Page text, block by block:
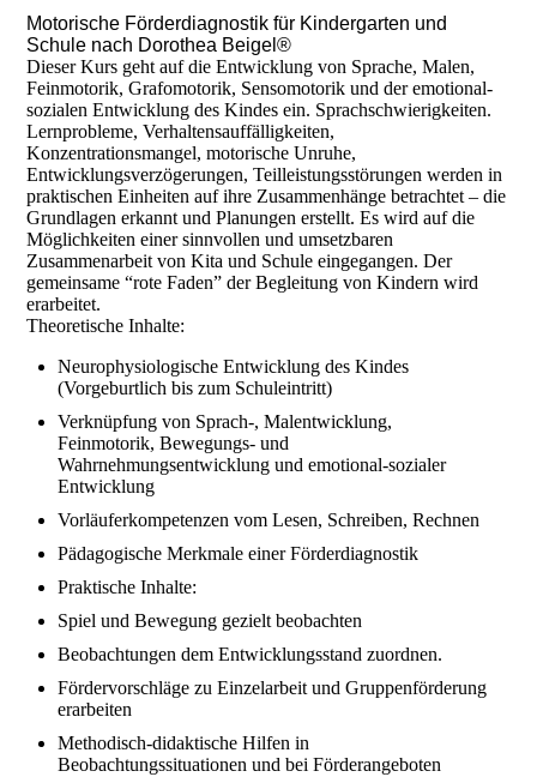
Motorische Förderdiagnostik für Kindergarten und
Schule nach Dorothea Beigel®
Dieser Kurs geht auf die Entwicklung von Sprache, Malen,
Feinmotorik, Grafomotorik, Sensomotorik und der emotional-
sozialen Entwicklung des Kindes ein. Sprachschwierigkeiten.
Lernprobleme, Verhaltensauffälligkeiten,
Konzentrationsmangel, motorische Unruhe,
Entwicklungsverzögerungen, Teilleistungsstörungen werden in
praktischen Einheiten auf ihre Zusammenhänge betrachtet – die
Grundlagen erkannt und Planungen erstellt. Es wird auf die
Möglichkeiten einer sinnvollen und umsetzbaren
Zusammenarbeit von Kita und Schule eingegangen. Der
gemeinsame “rote Faden” der Begleitung von Kindern wird
erarbeitet.
Theoretische Inhalte:
Neurophysiologische Entwicklung des Kindes
(Vorgeburtlich bis zum Schuleintritt)
Verknüpfung von Sprach-, Malentwicklung,
Feinmotorik, Bewegungs- und
Wahrnehmungsentwicklung und emotional-sozialer
Entwicklung
Vorläuferkompetenzen vom Lesen, Schreiben, Rechnen
Pädagogische Merkmale einer Förderdiagnostik
Praktische Inhalte:
Spiel und Bewegung gezielt beobachten
Beobachtungen dem Entwicklungsstand zuordnen.
Fördervorschläge zu Einzelarbeit und Gruppenförderung
erarbeiten
Methodisch-didaktische Hilfen in
Beobachtungssituationen und bei Förderangeboten